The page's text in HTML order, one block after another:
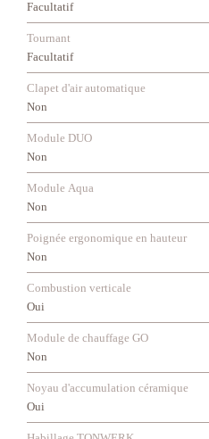
Facultatif
Tournant
Facultatif
Clapet d'air automatique
Non
Module DUO
Non
Module Aqua
Non
Poignée ergonomique en hauteur
Non
Combustion verticale
Oui
Module de chauffage GO
Non
Noyau d'accumulation céramique
Oui